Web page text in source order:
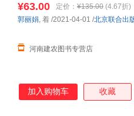
¥63.00 定价： ¥135.00 (4.67折)
河南建农图书专营店
郭丽娟, 着 /2021-04-01 /北京联合出
加入购物车 收藏